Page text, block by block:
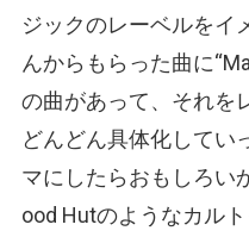
ジックのレーベルをイ
んからもらった曲に
の曲があって、それを
どんどん具体化してい
マにしたらおもしろい
ood Hutのようなカル